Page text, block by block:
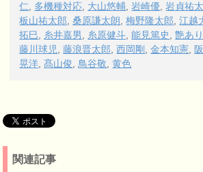
仁, 多機種対応, 大山悠輔,岩崎優,岩貞祐太
板山祐太郎,桑原謙太朗,梅野隆太郎,江越
拓巳, 糸井嘉男, 糸原健斗,能見篤史,艶あり
藤川球児,藤浪晋太郎,西岡剛 ,金本知憲,
晃洋,髙山俊,鳥谷敬,黄色
関連記事